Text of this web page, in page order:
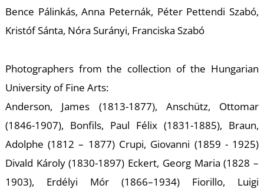
Bence Pálinkás, Anna Peternák, Péter Pettendi Szabó,
Kristóf Sánta, Nóra Surányi, Franciska Szabó
Photographers from the collection of the Hungarian
University of Fine Arts:
Anderson, James (1813-1877), Anschütz, Ottomar
(1846-1907), Bonfils, Paul Félix (1831-1885), Braun,
Adolphe (1812 – 1877) Crupi, Giovanni (1859 - 1925)
Divald Károly (1830-1897) Eckert, Georg Maria (1828 –
1903), Erdélyi Mór (1866–1934) Fiorillo, Luigi